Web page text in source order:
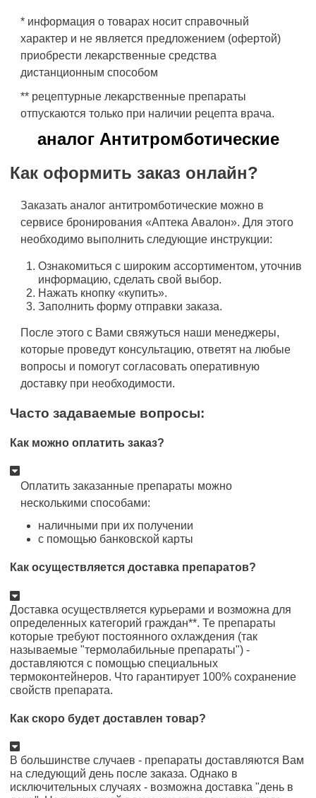
* информация о товарах носит справочный
характер и не является предложением (офертой)
приобрести лекарственные средства
дистанционным способом
** рецептурные лекарственные препараты
отпускаются только при наличии рецепта врача.
аналог Антитромботические
Как оформить заказ онлайн?
Заказать аналог антитромботические можно в
сервисе бронирования «Аптека Авалон». Для этого
необходимо выполнить следующие инструкции:
Ознакомиться с широким ассортиментом, уточнив
информацию, сделать свой выбор.
Нажать кнопку «купить».
Заполнить форму отправки заказа.
После этого с Вами свяжуться наши менеджеры,
которые проведут консультацию, ответят на любые
вопросы и помогут согласовать оперативную
доставку при необходимости.
Часто задаваемые вопросы:
Как можно оплатить заказ?
Оплатить заказанные препараты можно
несколькими способами:
наличными при их получении
с помощью банковской карты
Как осуществляется доставка препаратов?
Доставка осуществляется курьерами и возможна для
определенных категорий граждан**. Те препараты
которые требуют постоянного охлаждения (так
называемые "термолабильные препараты") -
доставляются с помощью специальных
термоконтейнеров. Что гарантирует 100% сохранение
свойств препарата.
Как скоро будет доставлен товар?
В большинстве случаев - препараты доставляются Вам
на следующий день после заказа. Однако в
исключительных случаях - возможна доставка "день в